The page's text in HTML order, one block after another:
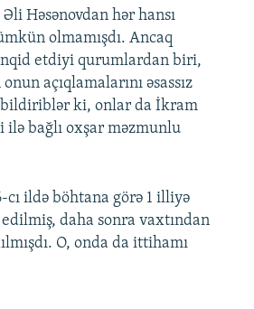
Həsənovdan hər hansı
olmamışdı. Ancaq
etdiyi qurumlardan biri,
açıqlamalarını əsassız
bildiriblər ki, onlar da İkram
ilə bağlı oxşar məzmunlu
ildə böhtana görə 1 illiyə
daha sonra vaxtından
O, onda da ittihamı